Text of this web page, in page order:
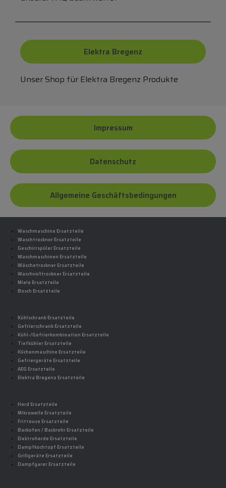
Elektra Bregenz
Unser Shop für Elektra Bregenz Produkte
Impressum
Datenschutz
Allgemeine Geschäftsbedingungen
Waschmaschine Ersatzteile
Waschtrockner Ersatzteile
Geschirrspüler Ersatzteile
Waschmaschinen Ersatzteile
Wäschetrockner Ersatzteile
Waschvolltrockner Ersatzteile
Miele Ersatzteile
Bosch Ersatzteile
Kühlschrank Ersatzteile
Gefrierschrank Ersatzteile
Kühl-/Gefrierkombination Ersatzteile
Tiefkühler Ersatzteile
Küchenmaschine Ersatzteile
Gefriergeräte Ersatzteile
AEG Ersatzteile
Elektra Bregenz Ersatzteile
Herd Ersatzteile
Mikrowelle Ersatzteile
Fritteuse Ersatzteile
Backofen / Backrohr Ersatzteile
Elektroherde Ersatzteile
Dampfkochtopf Ersatzteile
Grillgeräte Ersatzteile
Dampfgarer Ersatzteile